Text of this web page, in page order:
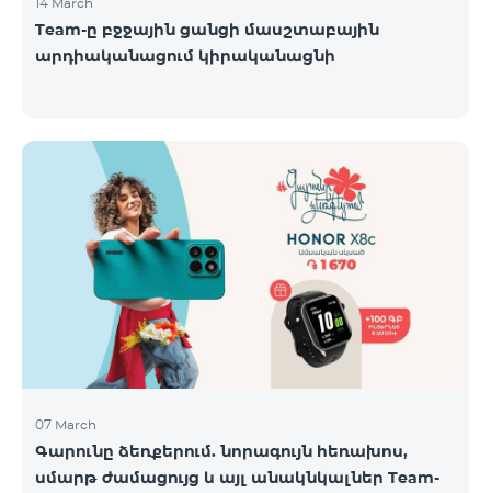
Team-ը բջջային ցանցի մասշտաբային
արդիականացում կիրականացնի
07 March
Գարունը ձեռքերում. նորագույն հեռախոս,
սմարթ ժամացույց և այլ անակնկալներ Team-